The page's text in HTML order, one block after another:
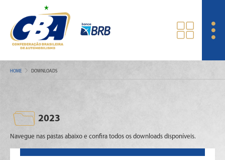
HOME DOWNLOADS
2023
Navegue nas pastas abaixo e confira todos os downloads disponíveis.